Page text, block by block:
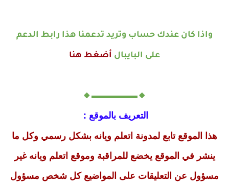
واذا كان عندك حساب وتريد تدعمنا هذا رابط الدعم
على البايبال أضغط هنا
🔸▬▬▬▬▬🔸
التعريف بالموقع :
هذا الموقع تابع لمدونة اتعلم ويانه بشكل رسمي وكل ما
ينشر في الموقع يخضع للمراقبة وموقع اتعلم ويانه غير
مسؤول عن التعليقات على المواضيع كل شخص مسؤول